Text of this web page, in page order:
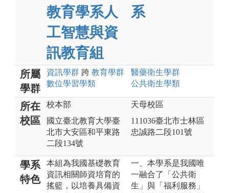
教育學系人
工智慧與資
訊教育組
系
所屬
學群
資訊學群 跨 教育學群
數位學習學類
醫藥衛生學群
公共衛生學類
所在
校區
校本部
國立臺北教育大學臺
北市大安區和平東路
二段134號
天母校區
111036臺北市士林區
忠誠路二段101號
學系
特色
本組為我國基礎教育
資訊相關師資培育的
搖籃，以培養具備資
一、本學系是我國唯
一融合了「公共衛
生」與「福利服務」